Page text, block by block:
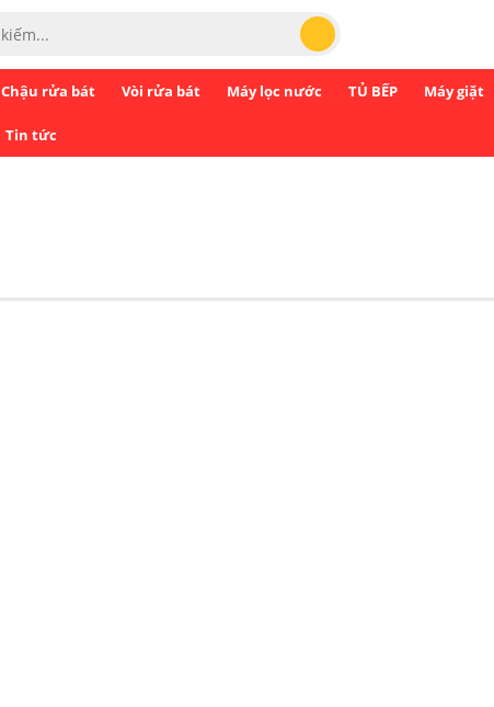
Chậu rửa bát Vòi rửa bát Máy lọc nước TỦ BẾP Máy giặt
Tin tức